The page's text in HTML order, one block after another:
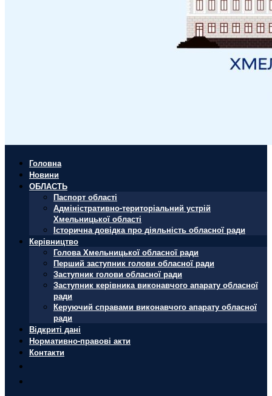
Головна
Новини
ОБЛАСТЬ
Паспорт області
Адміністративно-територіальний устрій
Хмельницької області
Історична довідка про діяльність обласної ради
Керівництво
Голова Хмельницької обласної ради
Перший заступник голови обласної ради
Заступник голови обласної ради
Заступник керівника виконавчого апарату обласної
ради
Керуючий справами виконавчого апарату обласної
ради
Відкриті дані
Нормативно-правові акти
Контакти